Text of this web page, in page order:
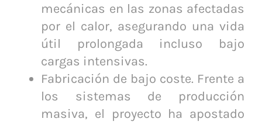
mecánicas en las zonas afectadas
por el calor, asegurando una vida
útil prolongada incluso bajo
cargas intensivas.
Fabricación de bajo coste. Frente a
los sistemas de producción
masiva, el proyecto ha apostado